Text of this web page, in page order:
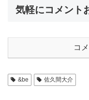
気軽にコメント
コ
&be 佐久間大介